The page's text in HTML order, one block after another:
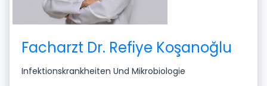
Facharzt Dr. Refiye Koşanoğlu
Infektionskrankheiten Und Mikrobiologie